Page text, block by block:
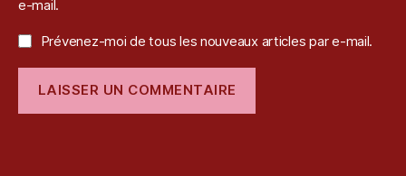
e-mail.
Prévenez-moi de tous les nouveaux articles par e-mail.